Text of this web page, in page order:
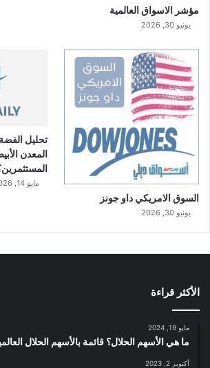
مؤشر الاسواق العالمية
يونيو 30, 2026
السوق الامريكي داو جونز
يونيو 30, 2026
المعدن
مايو 14, 2026
الأكثر قراءة
مايو 19, 2024
ما هي الأسهم الحلال؟ قائمة بالأسهم الحلال
أكتوبر 2, 2023